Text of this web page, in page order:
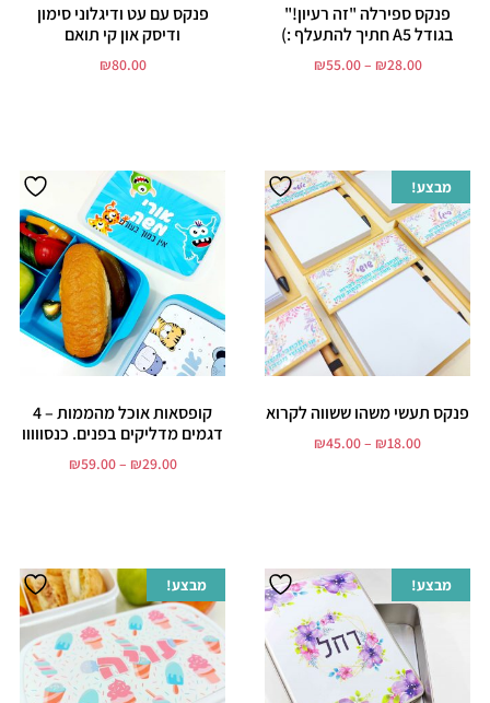
פנקס ספירלה "זה רעיון!"
בגודל A5 חתיך להתעלף :)
₪28.00
–
₪55.00
פנקס עם עט ודיגלוני סימון
ודיסק און קי תואם
₪80.00
מבצע!
פנקס תעשי משהו ששווה לקרוא
₪18.00
–
₪45.00
קופסאות אוכל מהממות – 4
דגמים מדליקים בפנים. כנסווווו
₪29.00
–
₪59.00
מבצע! מבצע!